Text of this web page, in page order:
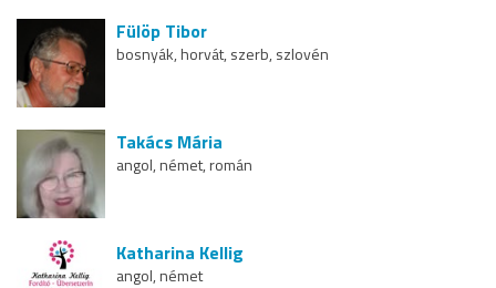
Fülöp Tibor
bosnyák, horvát, szerb, szlovén
Takács Mária
angol, német, román
Katharina Kellig
angol, német